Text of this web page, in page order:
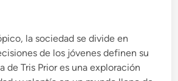
la sociedad se divide en
de los jóvenes definen su
de Tris Prior es una exploración